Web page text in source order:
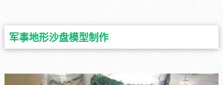
军事地形沙盘模型制作